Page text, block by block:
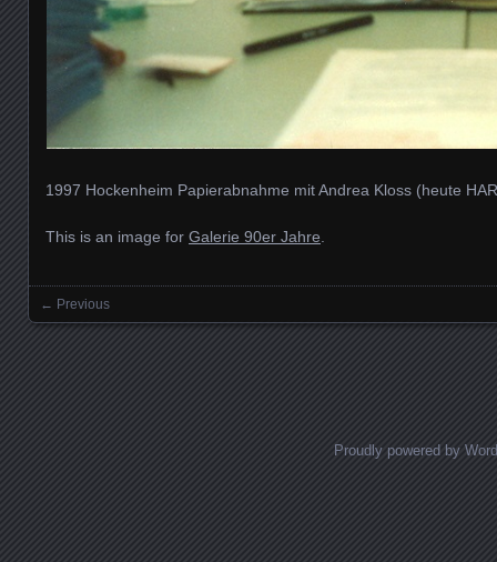
1997 Hockenheim Papierabnahme mit Andrea Kloss (heute
This is an image for Galerie 90er Jahre
Images navigation
← Previous
Proudly powered by